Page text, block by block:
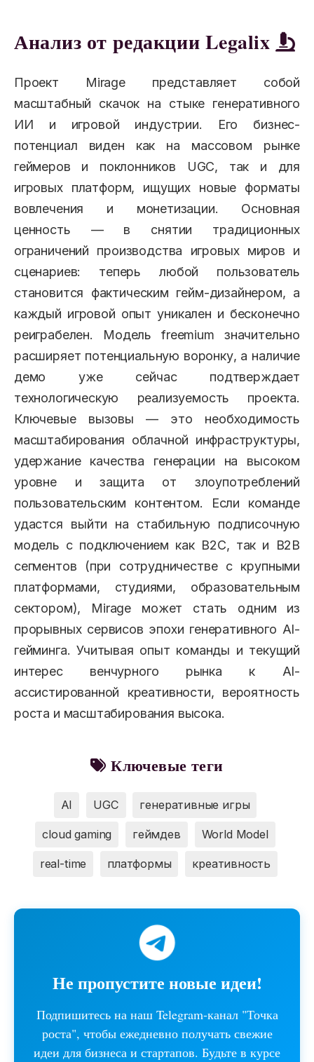
Анализ от редакции Legalix
Проект Mirage представляет собой
масштабный скачок на стыке генеративного
ИИ и игровой индустрии. Его бизнес-
потенциал виден как на массовом рынке
геймеров и поклонников UGC, так и для
игровых платформ, ищущих новые форматы
вовлечения и монетизации. Основная
ценность — в снятии традиционных
ограничений производства игровых миров и
сценариев: теперь любой пользователь
становится фактическим гейм-дизайнером, а
каждый игровой опыт уникален и бесконечно
реиграбелен. Модель freemium значительно
расширяет потенциальную воронку, а наличие
демо уже сейчас подтверждает
технологическую реализуемость проекта.
Ключевые вызовы — это необходимость
масштабирования облачной инфраструктуры,
удержание качества генерации на высоком
уровне и защита от злоупотреблений
пользовательским контентом. Если команде
удастся выйти на стабильную подписочную
модель с подключением как B2C, так и B2B
сегментов (при сотрудничестве с крупными
платформами, студиями, образовательным
сектором), Mirage может стать одним из
прорывных сервисов эпохи генеративного AI-
гейминга. Учитывая опыт команды и текущий
интерес венчурного рынка к AI-
ассистированной креативности, вероятность
роста и масштабирования высока.
Ключевые теги
AI UGC генеративные игры
cloud gaming геймдев World Model
real-time платформы креативность
Не пропустите новые идеи!
Подпишитесь на наш Telegram-канал "Точка
роста", чтобы ежедневно получать свежие
идеи для бизнеса и стартапов. Будьте в курсе